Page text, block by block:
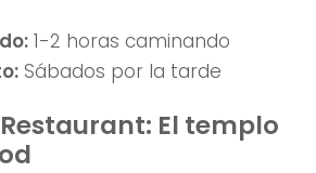
1-2 horas caminando
Sábados por la tarde
Restaurant: El templo